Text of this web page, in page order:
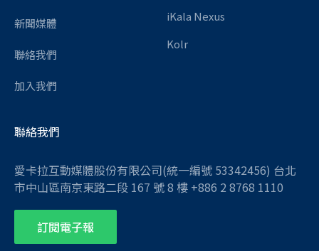
新聞媒體
聯絡我們
加入我們
iKala Nexus
Kolr
聯絡我們
愛卡拉互動媒體股份有限公司(統一編號 53342456) 台北
市中山區南京東路二段 167 號 8 樓 +886 2 8768 1110
訂閱電子報